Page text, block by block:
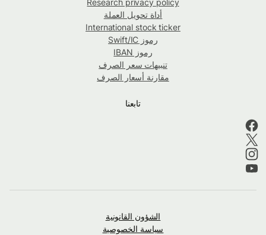
أداة تحويل العملة
International stock ticker
رموز Swift/IC
رموز IBAN
تنبيهات سعر الصرف
مقارنة أسعار الصرف
تابعنا
الشؤون القانونية
سياسة الخصوصية